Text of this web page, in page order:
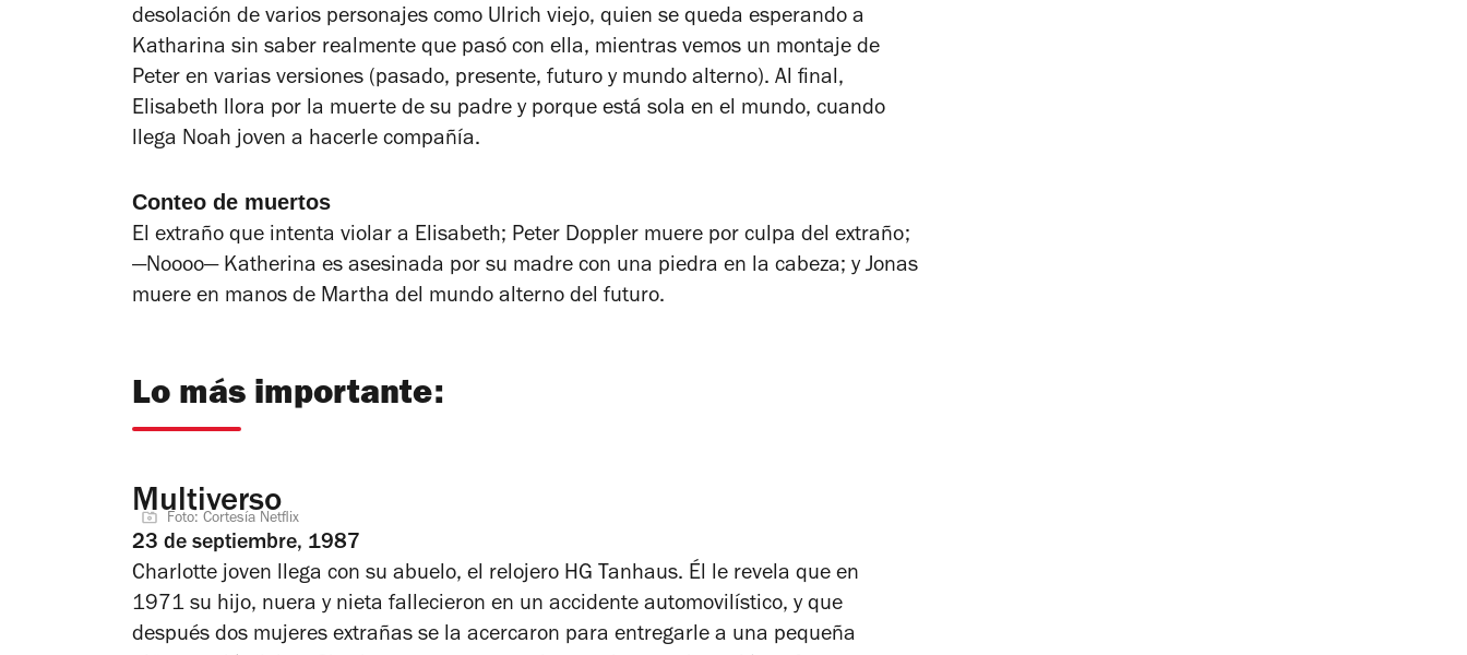
desolación de varios personajes como Ulrich viejo, quien se queda esperando a
Katharina sin saber realmente que pasó con ella, mientras vemos un montaje de
Peter en varias versiones (pasado, presente, futuro y mundo alterno). Al final,
Elisabeth llora por la muerte de su padre y porque está sola en el mundo, cuando
llega Noah joven a hacerle compañía.
Conteo de muertos
El extraño que intenta violar a Elisabeth; Peter Doppler muere por culpa del extraño;
—Noooo— Katherina es asesinada por su madre con una piedra en la cabeza; y Jonas
muere en manos de Martha del mundo alterno del futuro.
Lo más importante:
Multiverso
Foto: Cortesía Netflix
23 de septiembre, 1987
Charlotte joven llega con su abuelo, el relojero HG Tanhaus. Él le revela que en
1971 su hijo, nuera y nieta fallecieron en un accidente automovilístico, y que
después dos mujeres extrañas se la acercaron para entregarle a una pequeña